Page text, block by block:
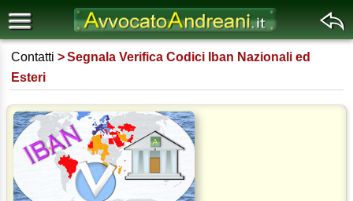
Contatti
Segnala Verifica Codici Iban Nazionali ed
Esteri